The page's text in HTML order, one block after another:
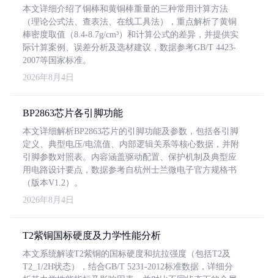
本文详细介绍了铜棒和黄铜棒重量的三种常用计算方法
（理论公式法、查表法、在线工具法），重点解析了黄铜
棒密度取值（8.4-8.7g/cm³）和计算公式的差异，并提供实
际计算案例、误差分析及选材建议，数据参考GB/T 4423-
2007等国家标准。
2026年8月4日
BP2863芯片各引脚功能
本文详细解析BP2863芯片的引脚功能及参数，包括各引脚
定义、典型电压/电流值、内部逻辑关系等核心数据，并附
引脚参数对照表。内容涵盖驱动配置、保护机制及典型应
用电路设计要点，数据参考自杭州士兰微电子官方规格书
（版本V1.2）。
2026年8月4日
T2紫铜国标硬度及力学性能分析
本文系统解读T2紫铜的国标硬度和抗拉强度（包括T2及
T2_1/2H状态），结合GB/T 5231-2012标准数据，详细分